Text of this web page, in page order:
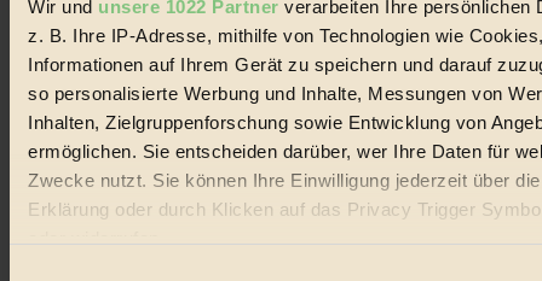
Wir und unsere 1022 Partner verarbeiten Ihre persönlichen
z. B. Ihre IP-Adresse, mithilfe von Technologien wie
Informationen auf Ihrem Gerät zu speichern und darauf
so personalisierte Werbung und Inhalte, Messungen von
Inhalten, Zielgruppenforschung sowie Entwicklung von
ermöglichen. Sie entscheiden darüber, wer Ihre Daten für
Zwecke nutzt. Sie können Ihre Einwilligung jederzeit über
Erklärung oder durch Klicken auf das Privacy Trigger
Lebensmittel
Natur
kinderbuch